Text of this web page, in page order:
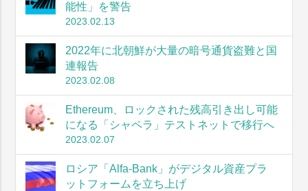
能性」を警告
2023.02.13
2022年に北朝鮮が大量の暗号通貨盗難と国
連報告
2023.02.08
Ethereum、ロックされた残高引き出し可能
になる「シャペラ」テストネットで移行へ
2023.02.07
ロシア「Alfa-Bank」がデジタル資産プラ
ットフォームを立ち上げ